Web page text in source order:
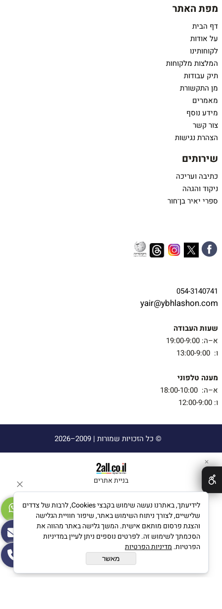
מפת האתר
דף הבית
על אודות
לקוחותינו
המלצות מלקוחות
תיק עבודות
מן התקשורת
מאמרים
מידע נוסף
צור קשר
הצהרת נגישות
שירותים
כתיבה ועריכה
ניקוד והגהה
ספרי יאיר בן־חור
054-3140741
yair@ybhlashon.com
שעות העבודה
א–ה: 19:00-9:00
ו: 13:00-9:00
מענה טלפוני
א–ה: 18:00-10:00
ו: 12:00-9:00
© כל הזכויות שמורות |
בניית אתרים
✕
לידיעתך, באתרנו נעשה שימוש בקבצי Cookies, לרבות של צדדים
שלישיים, לצורך ניתוח השימוש באתר, שיפור חוויית הגלישה
והצגת פרסום מותאם אישית. המשך גלישה באתר מהווה את
הסכמתך לשימוש זה. לפרטים נוספים ניתן לעיין במדיניות
הפרטיות. מדיניות הפרטיות
מאשר